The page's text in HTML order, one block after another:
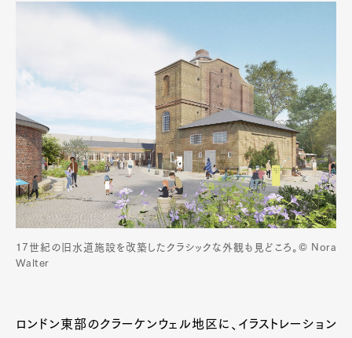
17世紀の旧水道施設を改築したクラシックな外観も見どころ。© Nora
Walter
ロンドン東部のクラーケンウェル地区に、イラストレーション